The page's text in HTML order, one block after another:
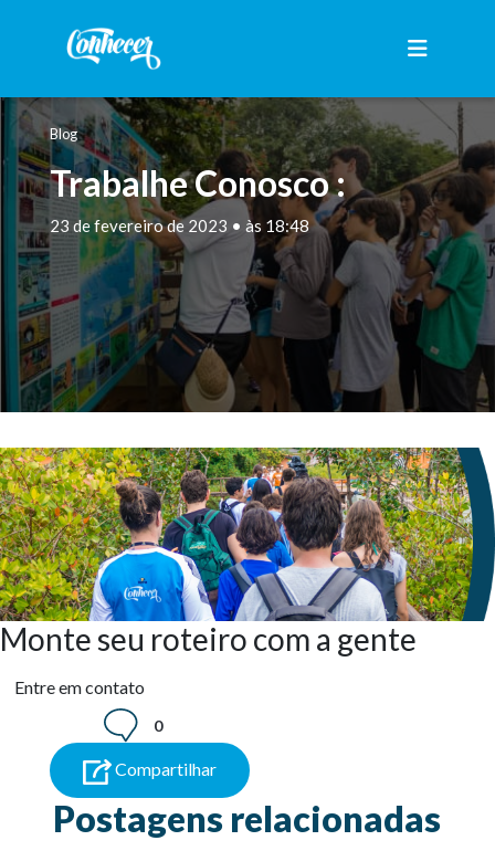
Blog
Trabalhe Conosco :
23 de fevereiro de 2023 • às 18:48
Monte seu roteiro com a gente
Entre em contato
0
Compartilhar
Postagens relacionadas